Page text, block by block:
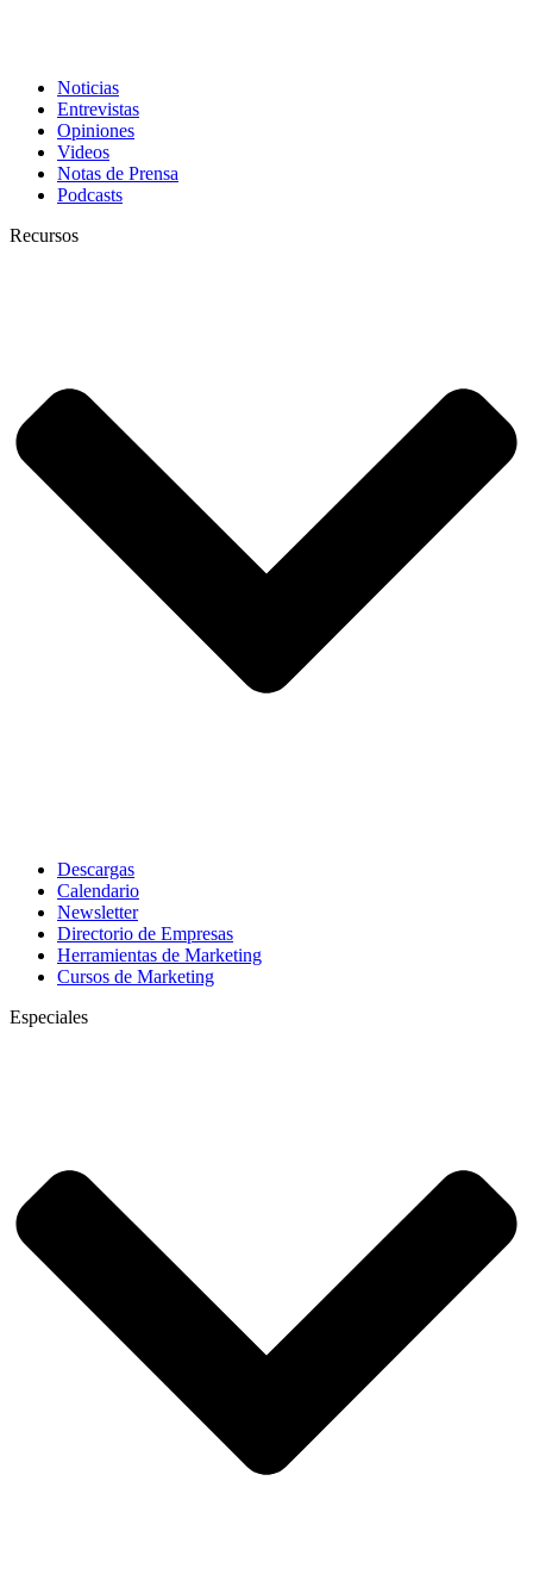
Noticias
Entrevistas
Opiniones
Videos
Notas de Prensa
Podcasts
Recursos
Descargas
Calendario
Newsletter
Directorio de Empresas
Herramientas de Marketing
Cursos de Marketing
Especiales